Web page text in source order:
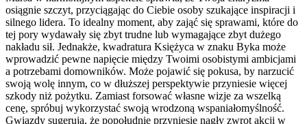
osiągnie szczyt, przyciągając do Ciebie osoby szukające inspiracji i
silnego lidera. To idealny moment, aby zająć się sprawami, które do
tej pory wydawały się zbyt trudne lub wymagające zbyt dużego
nakładu sił. Jednakże, kwadratura Księżyca w znaku Byka może
wprowadzić pewne napięcie między Twoimi osobistymi ambicjami
a potrzebami domowników. Może pojawić się pokusa, by narzucić
swoją wolę innym, co w dłuższej perspektywie przyniesie więcej
szkody niż pożytku. Zamiast forsować własne wizje za wszelką
cenę, spróbuj wykorzystać swoją wrodzoną wspaniałomyślność.
Gwiazdy sugerują, że popołudnie przyniesie nagły zwrot akcji w